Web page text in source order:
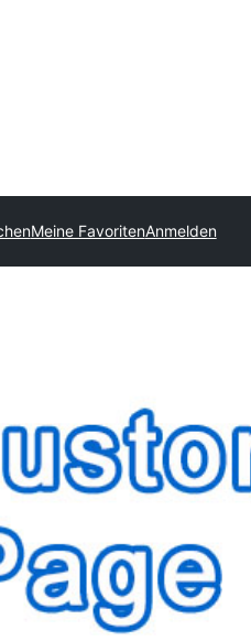
Meine FavoritenAnmelden